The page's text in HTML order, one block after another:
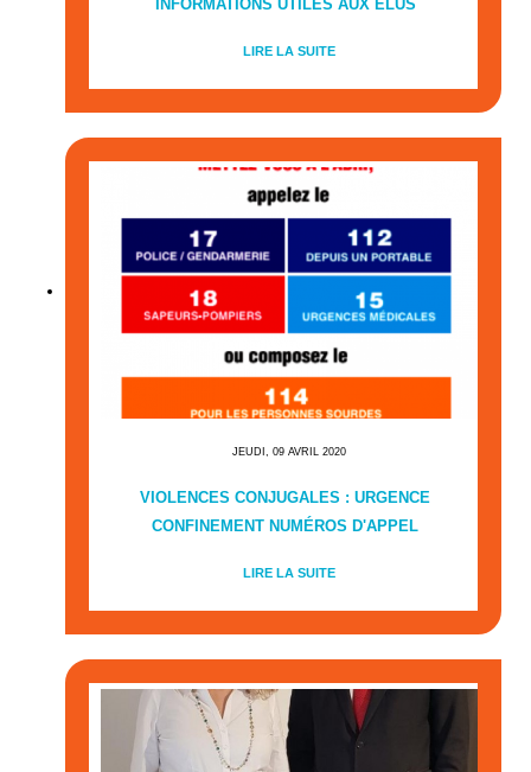
INFORMATIONS UTILES AUX ÉLUS
LIRE LA SUITE
JEUDI, 09 AVRIL 2020
VIOLENCES CONJUGALES : URGENCE
CONFINEMENT NUMÉROS D'APPEL
LIRE LA SUITE